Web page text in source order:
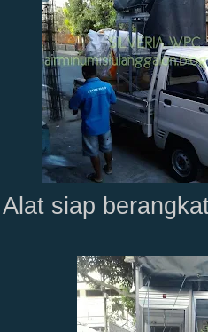
Alat siap